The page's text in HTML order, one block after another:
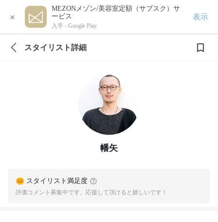
×
MEZONメゾン/美容室定額（サブスク）サ
ービス
入手 - Google Play
表示
スタイリスト詳細
幡矢
スタイリスト満足度
評価コメント募集中です。応援して頂けると嬉しいです！